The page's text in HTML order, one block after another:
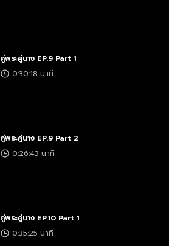
คู่พระคู่นาง EP.9 Part 1
0:30:18 นาที
คู่พระคู่นาง EP.9 Part 2
0:26:43 นาที
คู่พระคู่นาง EP.10 Part 1
0:35:25 นาที